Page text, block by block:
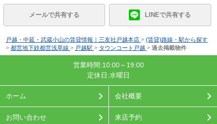
メールで共有する LINEで共有する
戸越・中延・武蔵小山の賃貸情報｜三友社戸越本店 > (賃貸)路線・駅から探す
> 都営地下鉄都営浅草線 > 戸越駅 > タウンコート戸越 > 過去掲載物件
営業時間:10:00～19:00
定休日:水曜日
ホーム 会社概要
お問い合わせ 来店予約